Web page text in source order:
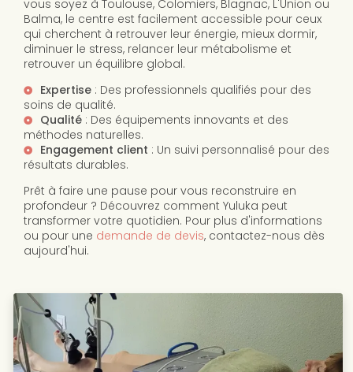
vous soyez à Toulouse, Colomiers, Blagnac, L'Union ou
Balma, le centre est facilement accessible pour ceux
qui cherchent à retrouver leur énergie, mieux dormir,
diminuer le stress, relancer leur métabolisme et
retrouver un équilibre global.
Expertise : Des professionnels qualifiés pour des
soins de qualité.
Qualité : Des équipements innovants et des
méthodes naturelles.
Engagement client : Un suivi personnalisé pour des
résultats durables.
Prêt à faire une pause pour vous reconstruire en
profondeur ? Découvrez comment Yuluka peut
transformer votre quotidien. Pour plus d'informations
ou pour une demande de devis, contactez-nous dès
aujourd'hui.